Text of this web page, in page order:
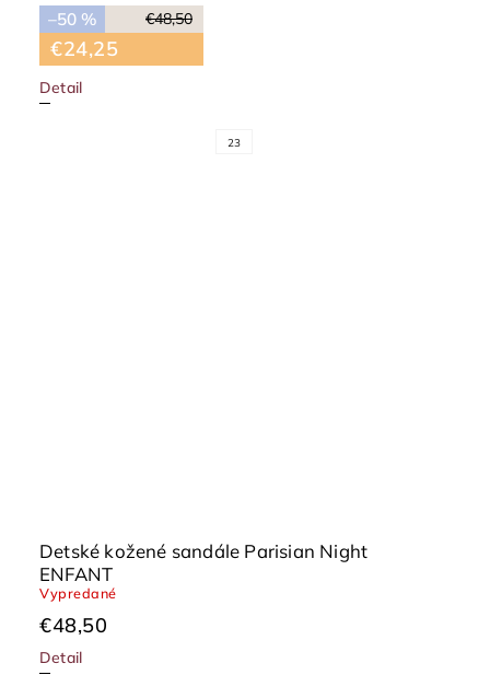
€48,50
–50 %
€24,25
Detail
23
Detské kožené sandále Parisian Night
ENFANT
Vypredané
€48,50
Detail